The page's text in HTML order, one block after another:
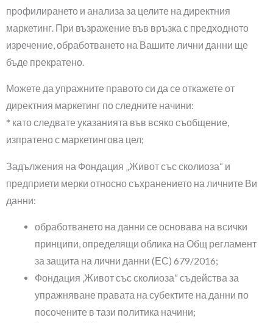
профилирането и анализа за целите на директния
маркетинг. При възражение във връзка с предходното
изречение, обработването на Вашите лични данни ще
бъде прекратено.
Можете да упражните правото си да се откажете от
директния маркетинг по следните начини:
* като следвате указанията във всяко съобщение,
изпратено с маркетингова цел;
Задължения на Фондация „Живот със сколиоза“ и
предприети мерки относно съхранението на личните Ви
данни:
обработването на данни се основава на всички
принципи, определящи облика на Общ регламент
за защита на лични данни (ЕС) 679/2016;
Фондация ‚Живот със сколиоза“ съдейства за
упражняване правата на субектите на данни по
посочените в тази политика начини;